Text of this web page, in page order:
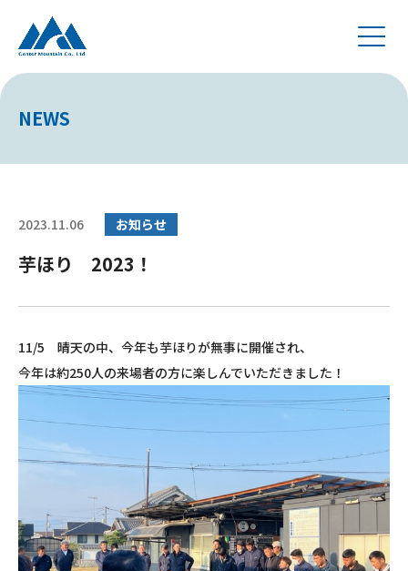
NEWS
2023.11.06 お知らせ
芋ほり 2023！
11/5 晴天の中、今年も芋ほりが無事に開催され、
今年は約250人の来場者の方に楽しんでいただきました！